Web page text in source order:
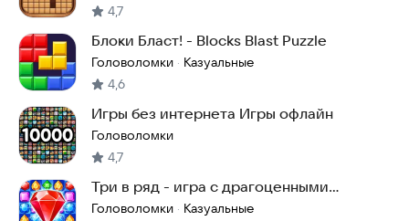
4,7
Блоки Бласт! - Blocks Blast Puzzle
Головоломки · Казуальные
4,6
Игры без интернета Игры офлайн
Головоломки
4,7
Три в ряд - игра с драгоценными
камнями
Головоломки · Казуальные